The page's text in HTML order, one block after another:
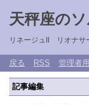
天秤座の
リネージュII リオナサ
戻る RSS 管理者用
記事編集